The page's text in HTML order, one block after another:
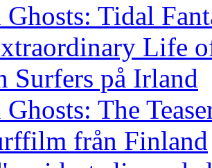
Ghosts: Tidal
Life
Surfers på Irland
Ghosts: The
från Finland